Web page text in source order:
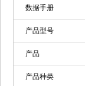
数据手册
产品型号
产品
产品种类